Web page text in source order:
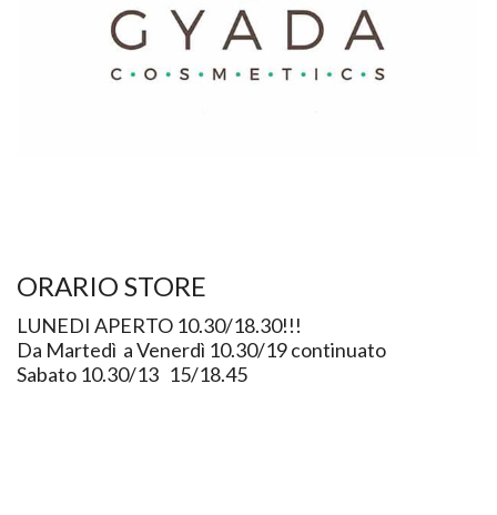
ORARIO STORE
LUNEDI APERTO 10.30/18.30!!!
Da Martedì a Venerdì 10.30/19 continuato
Sabato 10.30/13 15/18.45